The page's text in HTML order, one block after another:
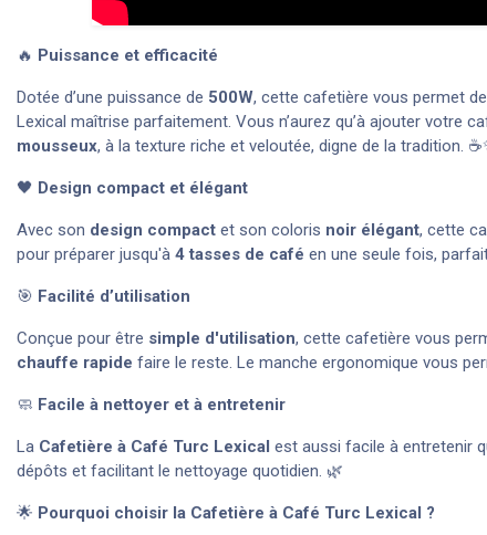
🔥 Puissance et efficacité
Dotée d’une puissance de 500W, cette cafetière vous permet
Lexical maîtrise parfaitement. Vous n’aurez qu’à ajouter votre
mousseux, à la texture riche et veloutée, digne de la tradition.
🖤 Design compact et élégant
Avec son design compact et son coloris noir élégant, cette
pour préparer jusqu'à 4 tasses de café en une seule fois,
🎯 Facilité d’utilisation
Conçue pour être simple d'utilisation, cette cafetière vous
chauffe rapide faire le reste. Le manche ergonomique vous
🧼 Facile à nettoyer et à entretenir
La Cafetière à Café Turc Lexical est aussi facile à entretenir
dépôts et facilitant le nettoyage quotidien. 🌿
🌟 Pourquoi choisir la Cafetière à Café Turc Lexical ?